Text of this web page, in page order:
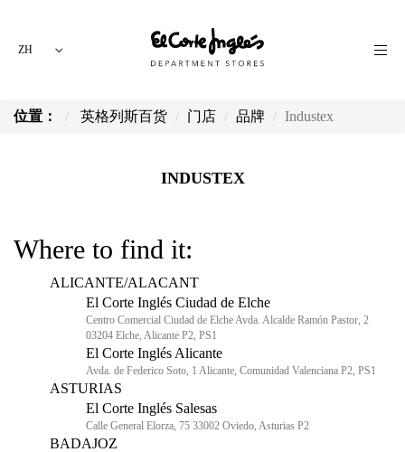
ZH
位置： 英格列斯百货 门店 品牌 Industex
INDUSTEX
Where to find it:
ALICANTE/ALACANT
El Corte Inglés Ciudad de Elche
Centro Comercial Ciudad de Elche Avda. Alcalde Ramón Pastor, 2
03204 Elche, Alicante P2, PS1
El Corte Inglés Alicante
Avda. de Federico Soto, 1 Alicante, Comunidad Valenciana P2, PS1
ASTURIAS
El Corte Inglés Salesas
Calle General Elorza, 75 33002 Oviedo, Asturias P2
BADAJOZ